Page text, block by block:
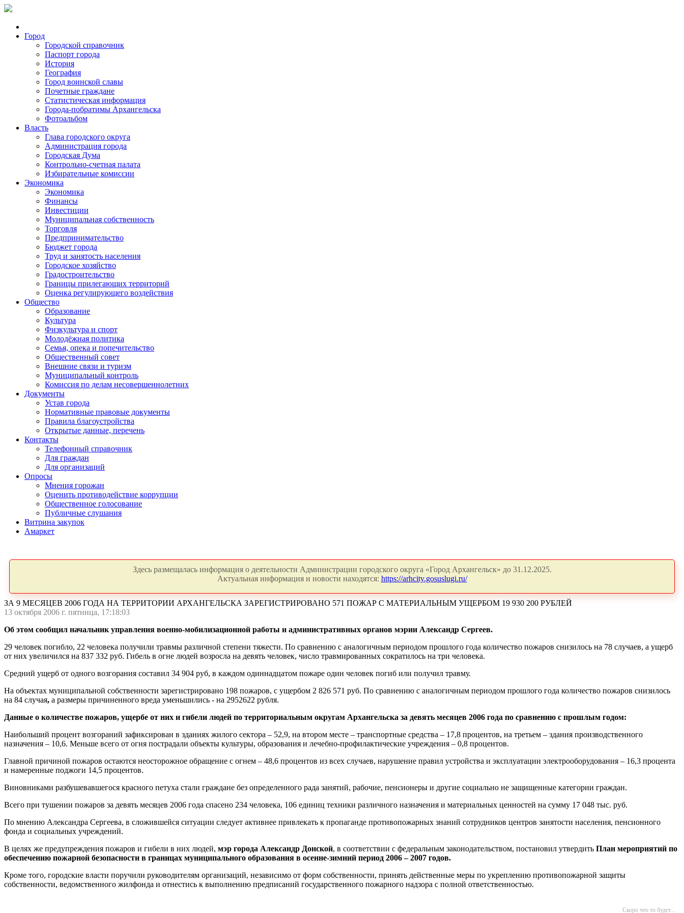
Город
Городской справочник
Паспорт города
История
География
Город воинской славы
Почетные граждане
Статистическая информация
Города-побратимы Архангельска
Фотоальбом
Власть
Глава городского округа
Администрация города
Городская Дума
Контрольно-счетная палата
Избирательные комиссии
Экономика
Экономика
Финансы
Инвестиции
Муниципальная собственность
Торговля
Предпринимательство
Бюджет города
Труд и занятость населения
Городское хозяйство
Градостроительство
Границы прилегающих территорий
Оценка регулирующего воздействия
Общество
Образование
Культура
Физкультура и спорт
Молодёжная политика
Семья, опека и попечительство
Общественный совет
Внешние связи и туризм
Муниципальный контроль
Комиссия по делам несовершеннолетних
Документы
Устав города
Нормативные правовые документы
Правила благоустройства
Открытые данные, перечень
Контакты
Телефонный справочник
Для граждан
Для организаций
Опросы
Мнения горожан
Оценить противодействие коррупции
Общественное голосование
Публичные слушания
Витрина закупок
Амаркет
Здесь размещалась информация о деятельности Администрации городского округа «Город Архангельск» до 31.12.2025.
Актуальная информация и новости находятся: https://arhcity.gosuslugi.ru/
ЗА 9 МЕСЯЦЕВ 2006 ГОДА НА ТЕРРИТОРИИ АРХАНГЕЛЬСКА ЗАРЕГИСТРИРОВАНО 571 ПОЖАР С МАТЕРИАЛЬНЫМ УЩЕРБОМ 19 930 200 РУБЛЕЙ
13 октября 2006 г. пятница, 17:18:03
Об этом сообщил начальник управления военно-мобилизационной работы и административных органов мэрии Александр Сергеев.
29 человек погибло, 22 человека получили травмы различной степени тяжести. По сравнению с аналогичным периодом прошлого года количество пожаров снизилось на 78 случаев, а ущерб
от них увеличился на 837 332 руб. Гибель в огне людей возросла на девять человек, число травмированных сократилось на три человека.
Средний ущерб от одного возгорания составил 34 904 руб, в каждом одиннадцатом пожаре один человек погиб или получил травму.
На объектах муниципальной собственности зарегистрировано 198 пожаров, с ущербом 2 826 571 руб. По сравнению с аналогичным периодом прошлого года количество пожаров снизилось
на 84 случая, а размеры причиненного вреда уменьшились - на 2952622 рубля.
Данные о количестве пожаров, ущербе от них и гибели людей по территориальным округам Архангельска за девять месяцев 2006 года по сравнению с прошлым годом:
Наибольший процент возгораний зафиксирован в зданиях жилого сектора – 52,9, на втором месте – транспортные средства – 17,8 процентов, на третьем – здания производственного
назначения – 10,6. Меньше всего от огня пострадали объекты культуры, образования и лечебно-профилактические учреждения – 0,8 процентов.
Главной причиной пожаров остаются неосторожное обращение с огнем – 48,6 процентов из всех случаев, нарушение правил устройства и эксплуатации электрооборудования – 16,3 процента
и намеренные поджоги 14,5 процентов.
Виновниками разбушевавшегося красного петуха стали граждане без определенного рада занятий, рабочие, пенсионеры и другие социально не защищенные категории граждан.
Всего при тушении пожаров за девять месяцев 2006 года спасено 234 человека, 106 единиц техники различного назначения и материальных ценностей на сумму 17 048 тыс. руб.
По мнению Александра Сергеева, в сложившейся ситуации следует активнее привлекать к пропаганде противопожарных знаний сотрудников центров занятости населения, пенсионного
фонда и социальных учреждений.
В целях же предупреждения пожаров и гибели в них людей, мэр города Александр Донской, в соответствии с федеральным законодательством, постановил утвердить План мероприятий по
обеспечению пожарной безопасности в границах муниципального образования в осенне-зимний период 2006 – 2007 годов.
Кроме того, городские власти поручили руководителям организаций, независимо от форм собственности, принять действенные меры по укреплению противопожарной защиты
собственности, ведомственного жилфонда и отнестись к выполнению предписаний государственного пожарного надзора с полной ответственностью.
Скоро что то будет...